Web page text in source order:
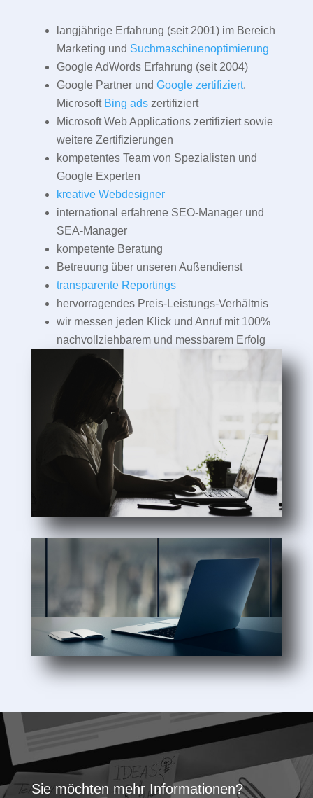
langjährige Erfahrung (seit 2001) im Bereich
Marketing und Suchmaschinenoptimierung
Google AdWords Erfahrung (seit 2004)
Google Partner und Google zertifiziert,
Microsoft Bing adszertifiziert
Microsoft Web Applications zertifiziert sowie
weitere Zertifizierungen
kompetentes Team von Spezialisten und
Google Experten
kreative Webdesigner
international erfahrene SEO-Manager und
SEA-Manager
kompetente Beratung
Betreuung über unseren Außendienst
transparente Reportings
hervorragendes Preis-Leistungs-Verhältnis
wir messen jeden Klick und Anruf mit 100%
nachvollziehbarem und messbarem Erfolg
Sie möchten mehr Informationen?